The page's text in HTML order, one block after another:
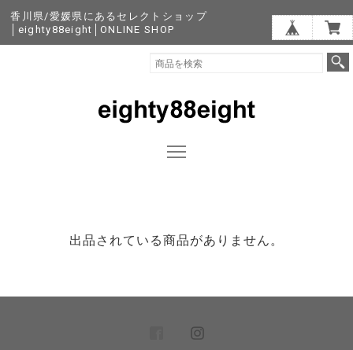
香川県/愛媛県にあるセレクトショップ
│eighty88eight│ONLINE SHOP
出品されている商品がありません。